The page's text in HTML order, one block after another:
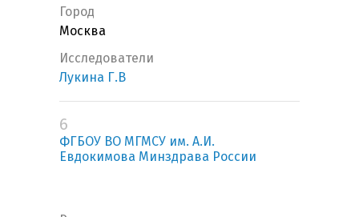
Город
Москва
Исследователи
Лукина Г.В
6
ФГБОУ ВО МГМСУ им. А.И.
Евдокимова Минздрава России